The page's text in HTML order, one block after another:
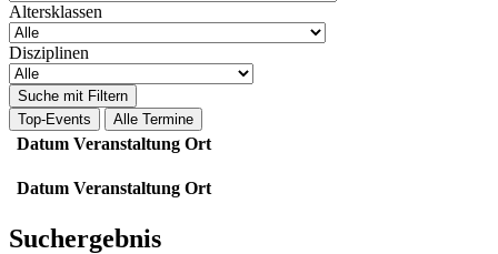
Altersklassen
Disziplinen
Suche mit Filtern
Top-Events
Alle Termine
Datum Veranstaltung Ort
Datum Veranstaltung Ort
Suchergebnis